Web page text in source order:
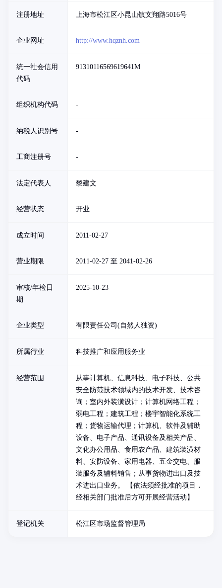
注册地址 上海市松江区小昆山镇文翔路5016号
企业网址 http://www.hqznh.com
统一社会信用
代码
91310116569619641M
组织机构代码 -
纳税人识别号 -
工商注册号 -
法定代表人 黎建文
经营状态 开业
成立时间 2011-02-27
营业期限 2011-02-27 至 2041-02-26
审核/年检日
期
2025-10-23
企业类型 有限责任公司(自然人独资)
所属行业 科技推广和应用服务业
经营范围
从事计算机、信息科技、电子科技、公共
安全防范技术领域内的技术开发、技术咨
询；室内外装潢设计；计算机网络工程；
弱电工程；建筑工程；楼宇智能化系统工
程；货物运输代理；计算机、软件及辅助
设备、电子产品、通讯设备及相关产品、
文化办公用品、食用农产品、建筑装潢材
料、安防设备、家用电器、五金交电、服
装服务及辅料销售；从事货物进出口及技
术进出口业务。 【依法须经批准的项目，
经相关部门批准后方可开展经营活动】
登记机关 松江区市场监督管理局